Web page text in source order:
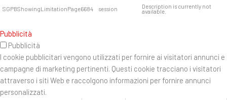
SGPBShowingLimitationPage6684
session Description is currently not
available.
Pubblicità
Pubblicità
I cookie pubblicitari vengono utilizzati per fornire ai visitatori annunci e
campagne di marketing pertinenti. Questi cookie tracciano i visitatori
attraverso i siti Web e raccolgono informazioni per fornire annunci
personalizzati.